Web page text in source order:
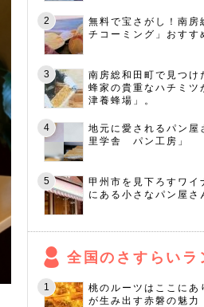
無料で宝さがし！南房
チコーミング」おすす
南房総和田町で見つけ
蜂家の貴重なハチミツ
津養蜂場」。
地元に愛されるパン屋
里学舎 パン工房」
甲州市を見下ろすワイ
にある小さなパン屋さ
全国のさすらいラ
桃のルーツはここにあ
が生み出す赤磐の魅力